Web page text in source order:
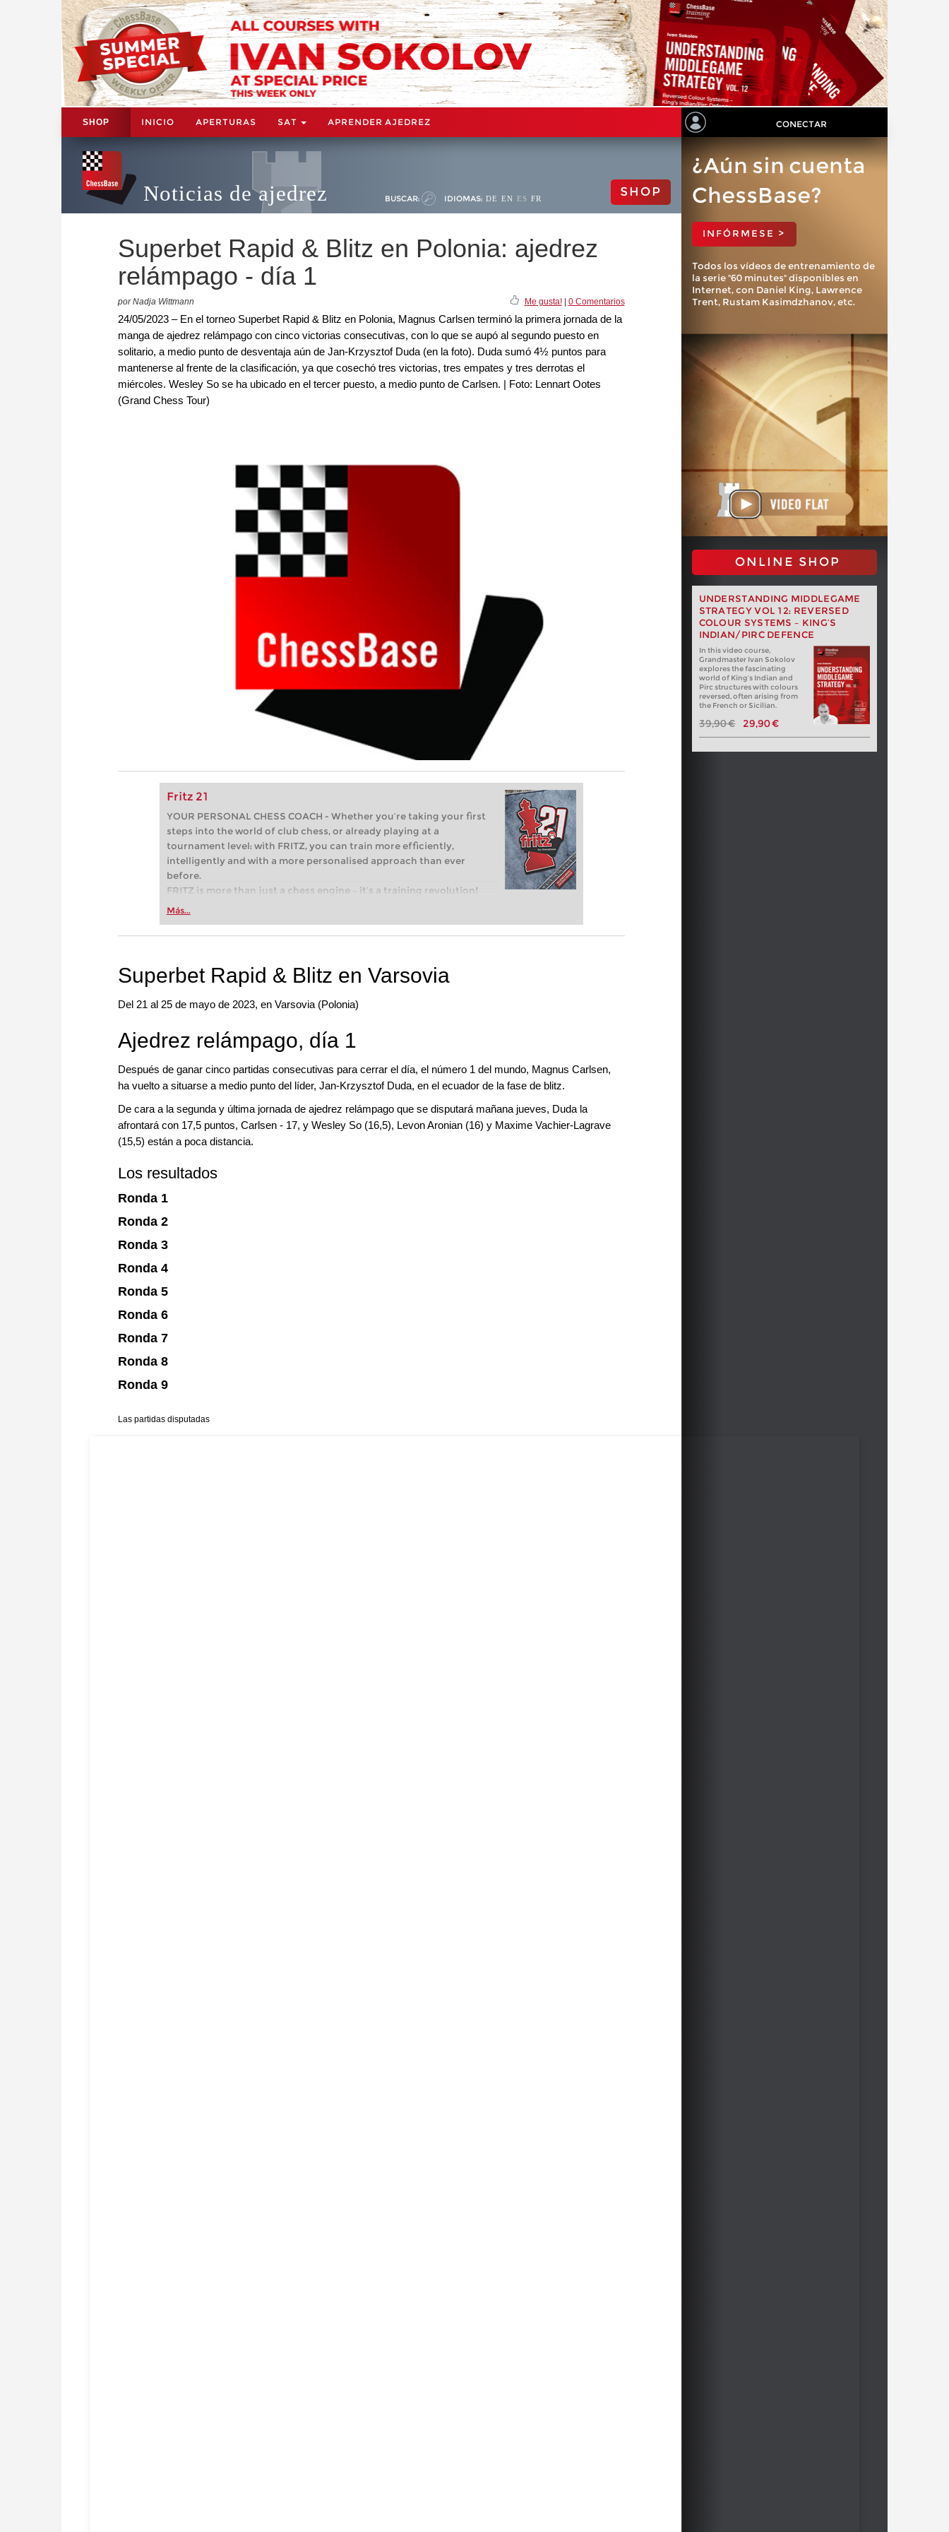
SHOP INICIO APERTURAS SAT APRENDER AJEDREZ CONECTAR
Noticias de ajedrez BUSCAR: IDIOMAS: DE EN ES FR SHOP
Superbet Rapid & Blitz en Polonia: ajedrez
relámpago - día 1
por Nadja Wittmann Me gusta!| 0 Comentarios
24/05/2023 – En el torneo Superbet Rapid & Blitz en Polonia, Magnus Carlsen terminó la primera jornada de la
manga de ajedrez relámpago con cinco victorias consecutivas, con lo que se aupó al segundo puesto en
solitario, a medio punto de desventaja aún de Jan-Krzysztof Duda (en la foto). Duda sumó 4½ puntos para
mantenerse al frente de la clasificación, ya que cosechó tres victorias, tres empates y tres derrotas el
miércoles. Wesley So se ha ubicado en el tercer puesto, a medio punto de Carlsen. | Foto: Lennart Ootes
(Grand Chess Tour)
Fritz 21
YOUR PERSONAL CHESS COACH - Whether you’re taking your first
steps into the world of club chess, or already playing at a
tournament level: with FRITZ, you can train more efficiently,
intelligently and with a more personalised approach than ever
before.
FRITZ is more than just a chess engine – it’s a training revolution!
Whether you’re taking your first steps into the world of club chess,
more efficiently, intelligently and with a more personalised
Más...
¿Aún sin cuenta
ChessBase?
INFÓRMESE >
Todos los vídeos de entrenamiento de
la serie "60 minutes" disponibles en
Internet, con Daniel King, Lawrence
Trent, Rustam Kasimdzhanov, etc.
ONLINE SHOP
UNDERSTANDING MIDDLEGAME
STRATEGY VOL 12: REVERSED
COLOUR SYSTEMS – KING’S
INDIAN/PIRC DEFENCE
In this video course,
Grandmaster Ivan Sokolov
explores the fascinating
world of King’s Indian and
Pirc structures with colours
reversed, often arising from
the French or Sicilian.
39,90 € 29,90 €
Superbet Rapid & Blitz en Varsovia
Del 21 al 25 de mayo de 2023, en Varsovia (Polonia)
Ajedrez relámpago, día 1
Después de ganar cinco partidas consecutivas para cerrar el día, el número 1 del mundo, Magnus Carlsen,
ha vuelto a situarse a medio punto del líder, Jan-Krzysztof Duda, en el ecuador de la fase de blitz.
De cara a la segunda y última jornada de ajedrez relámpago que se disputará mañana jueves, Duda la
afrontará con 17,5 puntos, Carlsen - 17, y Wesley So (16,5), Levon Aronian (16) y Maxime Vachier-Lagrave
(15,5) están a poca distancia.
Los resultados
Ronda 1
Ronda 2
Ronda 3
Ronda 4
Ronda 5
Ronda 6
Ronda 7
Ronda 8
Ronda 9
Las partidas disputadas